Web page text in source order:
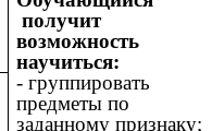
получит
возможность
научиться:
- группировать
предметы по
заданному признаку;